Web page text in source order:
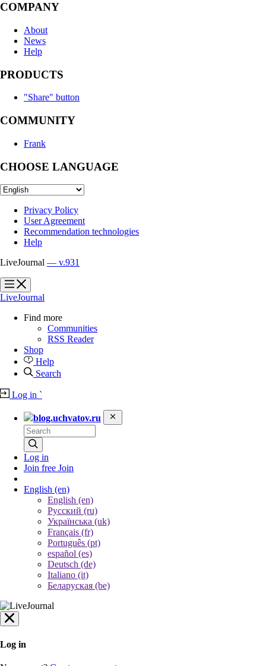
COMPANY
About
News
Help
PRODUCTS
"Share" button
COMMUNITY
Frank
CHOOSE LANGUAGE
Privacy Policy
User Agreement
Recommendation technologies
Help
LiveJournal — v.931
?
?
LiveJournal
Find more
Communities
RSS Reader
Shop
Help
Search
Log in `
blog.uchvatov.ru
Log in
Join free Join
English (en)
English (en)
Русский (ru)
Українська (uk)
Français (fr)
Português (pt)
español (es)
Deutsch (de)
Italiano (it)
Беларуская (be)
Log in